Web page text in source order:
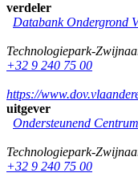
verdeler
Databank Ondergrond
Technologiepark-
+32 9 240 75 00
https://
uitgever
Ondersteunend
Technologiepark-
+32 9 240 75 00